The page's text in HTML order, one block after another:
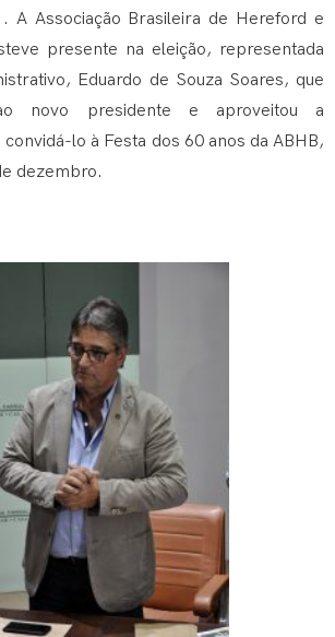
A Associação Brasileira de Hereford e
presente na eleição, representada
Eduardo de Souza Soares, que
novo presidente e aproveitou a
lo à Festa dos 60 anos da ABHB,
dezembro.